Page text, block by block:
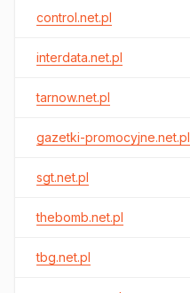
control.net.pl
interdata.net.pl
tarnow.net.pl
gazetki-promocyjne.net.pl
sgt.net.pl
thebomb.net.pl
tbg.net.pl